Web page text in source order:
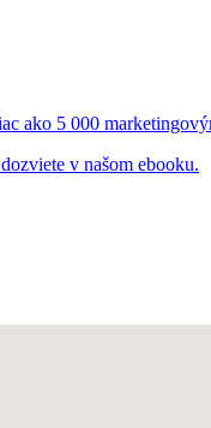
ako 5 000
v našom ebooku.